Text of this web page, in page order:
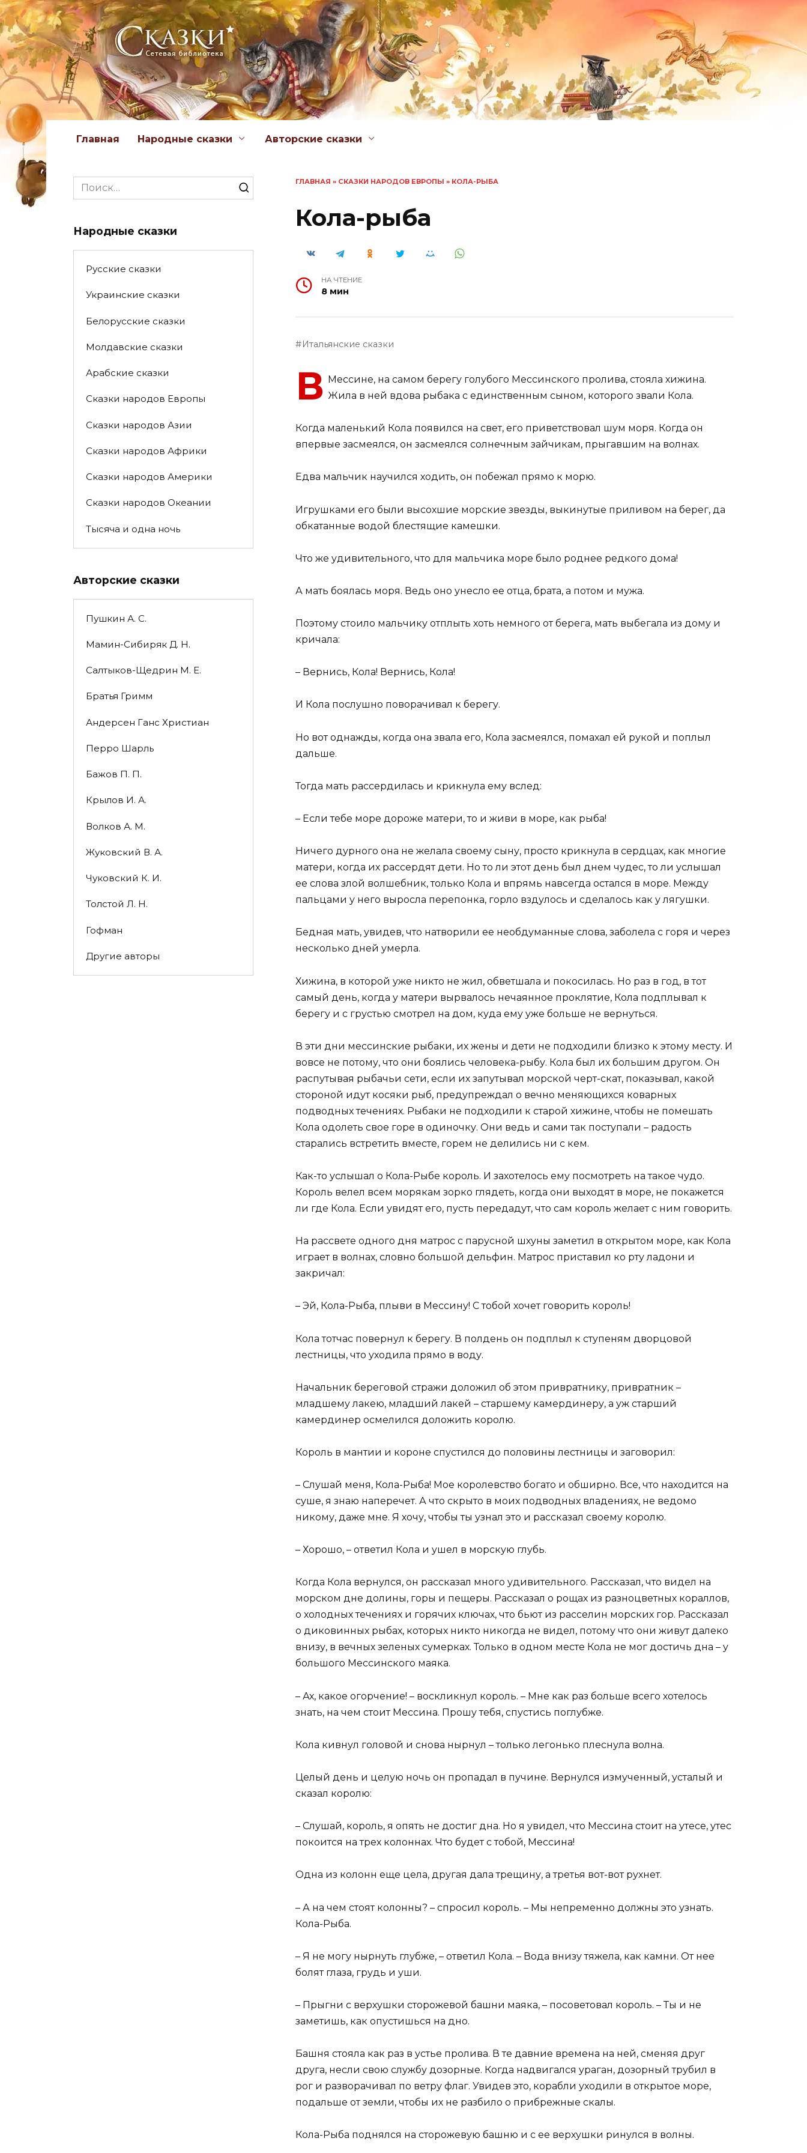
Перейти
к
содержанию
Главная Народные сказки Авторские сказки
ГЛАВНАЯ » СКАЗКИ НАРОДОВ ЕВРОПЫ » КОЛА-РЫБА
Кола-рыба
НА ЧТЕНИЕ
8 мин
Итальянские сказки
В Мессине, на самом берегу голубого Мессинского пролива, стояла хижина.
Жила в ней вдова рыбака с единственным сыном, которого звали Кола.
Когда маленький Кола появился на свет, его приветствовал шум моря. Когда он
впервые засмеялся, он засмеялся солнечным зайчикам, прыгавшим на волнах.
Едва мальчик научился ходить, он побежал прямо к морю.
Игрушками его были высохшие морские звезды, выкинутые приливом на берег, да
обкатанные водой блестящие камешки.
Что же удивительного, что для мальчика море было роднее редкого дома!
А мать боялась моря. Ведь оно унесло ее отца, брата, а потом и мужа.
Поэтому стоило мальчику отплыть хоть немного от берега, мать выбегала из дому и
кричала:
– Вернись, Кола! Вернись, Кола!
И Кола послушно поворачивал к берегу.
Но вот однажды, когда она звала его, Кола засмеялся, помахал ей рукой и поплыл
дальше.
Тогда мать рассердилась и крикнула ему вслед:
– Если тебе море дороже матери, то и живи в море, как рыба!
Ничего дурного она не желала своему сыну, просто крикнула в сердцах, как многие
матери, когда их рассердят дети. Но то ли этот день был днем чудес, то ли услышал
ее слова злой волшебник, только Кола и впрямь навсегда остался в море. Между
пальцами у него выросла перепонка, горло вздулось и сделалось как у лягушки.
Бедная мать, увидев, что натворили ее необдуманные слова, заболела с горя и через
несколько дней умерла.
Хижина, в которой уже никто не жил, обветшала и покосилась. Но раз в год, в тот
самый день, когда у матери вырвалось нечаянное проклятие, Кола подплывал к
берегу и с грустью смотрел на дом, куда ему уже больше не вернуться.
В эти дни мессинские рыбаки, их жены и дети не подходили близко к этому месту. И
вовсе не потому, что они боялись человека-рыбу. Кола был их большим другом. Он
распутывая рыбачьи сети, если их запутывал морской черт-скат, показывал, какой
стороной идут косяки рыб, предупреждал о вечно меняющихся коварных
подводных течениях. Рыбаки не подходили к старой хижине, чтобы не помешать
Кола одолеть свое горе в одиночку. Они ведь и сами так поступали – радость
старались встретить вместе, горем не делились ни с кем.
Как-то услышал о Кола-Рыбе король. И захотелось ему посмотреть на такое чудо.
Король велел всем морякам зорко глядеть, когда они выходят в море, не покажется
ли где Кола. Если увидят его, пусть передадут, что сам король желает с ним говорить.
На рассвете одного дня матрос с парусной шхуны заметил в открытом море, как Кола
играет в волнах, словно большой дельфин. Матрос приставил ко рту ладони и
закричал:
– Эй, Кола-Рыба, плыви в Мессину! С тобой хочет говорить король!
Кола тотчас повернул к берегу. В полдень он подплыл к ступеням дворцовой
лестницы, что уходила прямо в воду.
Начальник береговой стражи доложил об этом привратнику, привратник –
младшему лакею, младший лакей – старшему камердинеру, а уж старший
камердинер осмелился доложить королю.
Король в мантии и короне спустился до половины лестницы и заговорил:
– Слушай меня, Кола-Рыба! Мое королевство богато и обширно. Все, что находится на
суше, я знаю наперечет. А что скрыто в моих подводных владениях, не ведомо
никому, даже мне. Я хочу, чтобы ты узнал это и рассказал своему королю.
– Хорошо, – ответил Кола и ушел в морскую глубь.
Когда Кола вернулся, он рассказал много удивительного. Рассказал, что видел на
морском дне долины, горы и пещеры. Рассказал о рощах из разноцветных кораллов,
о холодных течениях и горячих ключах, что бьют из расселин морских гор. Рассказал
о диковинных рыбах, которых никто никогда не видел, потому что они живут далеко
внизу, в вечных зеленых сумерках. Только в одном месте Кола не мог достичь дна – у
большого Мессинского маяка.
– Ах, какое огорчение! – воскликнул король. – Мне как раз больше всего хотелось
знать, на чем стоит Мессина. Прошу тебя, спустись поглубже.
Кола кивнул головой и снова нырнул – только легонько плеснула волна.
Целый день и целую ночь он пропадал в пучине. Вернулся измученный, усталый и
сказал королю:
– Слушай, король, я опять не достиг дна. Но я увидел, что Мессина стоит на утесе, утес
покоится на трех колоннах. Что будет с тобой, Мессина!
Одна из колонн еще цела, другая дала трещину, а третья вот-вот рухнет.
– А на чем стоят колонны? – спросил король. – Мы непременно должны это узнать.
Кола-Рыба.
– Я не могу нырнуть глубже, – ответил Кола. – Вода внизу тяжела, как камни. От нее
болят глаза, грудь и уши.
– Прыгни с верхушки сторожевой башни маяка, – посоветовал король. – Ты и не
заметишь, как опустишься на дно.
Башня стояла как раз в устье пролива. В те давние времена на ней, сменяя друг
друга, несли свою службу дозорные. Когда надвигался ураган, дозорный трубил в
рог и разворачивал по ветру флаг. Увидев это, корабли уходили в открытое море,
подальше от земли, чтобы их не разбило о прибрежные скалы.
Кола-Рыба поднялся на сторожевую башню и с ее верхушки ринулся в волны.
Search
for:
Народные сказки
Русские сказки
Украинские сказки
Белорусские сказки
Молдавские сказки
Арабские сказки
Сказки народов Европы
Сказки народов Азии
Сказки народов Африки
Сказки народов Америки
Сказки народов Океании
Тысяча и одна ночь
Авторские сказки
Пушкин А. С.
Мамин-Сибиряк Д. Н.
Салтыков-Щедрин М. Е.
Братья Гримм
Андерсен Ганс Христиан
Перро Шарль
Бажов П. П.
Крылов И. А.
Волков А. М.
Жуковский В. А.
Чуковский К. И.
Толстой Л. Н.
Гофман
Другие авторы